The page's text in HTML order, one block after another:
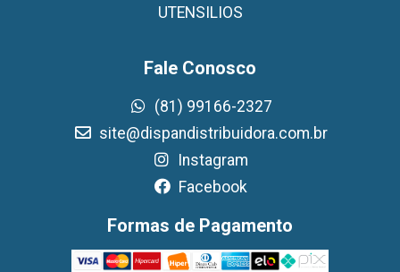
UTENSILIOS
Fale Conosco
(81) 99166-2327
site@dispandistribuidora.com.br
Instagram
Facebook
Formas de Pagamento